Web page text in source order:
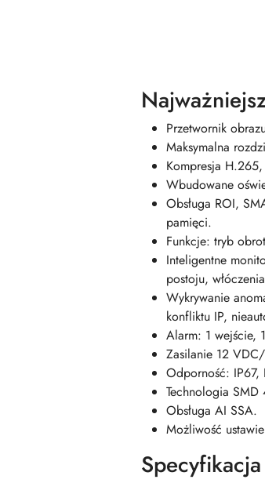
Przetwornik
Maksymalna
Kompresja
Wbudowane
Obsługa ROI,
pamięci.
Funkcje: tryb
Inteligentne
postoju,
Wykrywanie
konfliktu IP,
Alarm: 1 wejście,
Zasilanie 12
Odporność:
Technologia SMD
Obsługa AI SSA.
Możliwość